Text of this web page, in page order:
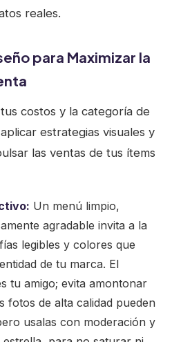
reales.
para Maximizar la
costos y la categoría de
estrategias visuales y
las ventas de tus ítems
Un menú limpio,
agradable invita a la
legibles y colores que
de tu marca. El
tu amigo; evita amontonar
fotos de alta calidad pueden
usalas con moderación y